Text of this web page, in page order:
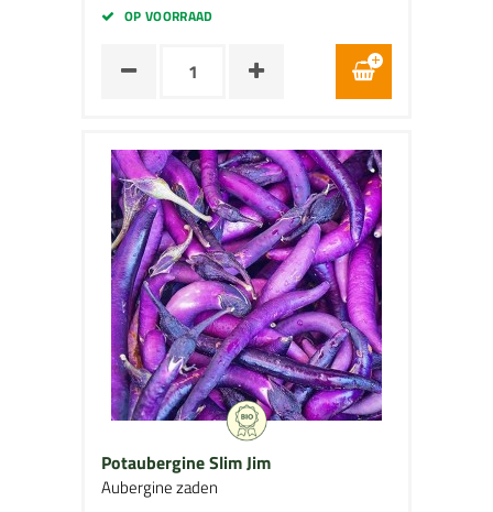
OP VOORRAAD
Potaubergine Slim Jim
Aubergine zaden